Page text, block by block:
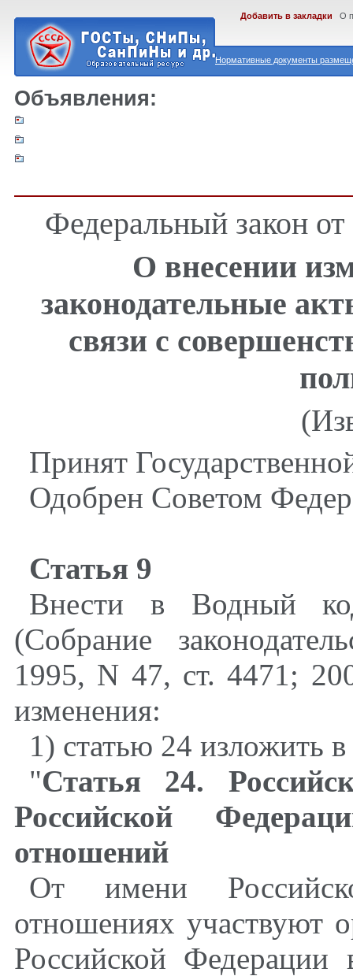
Нормативные документы
Добавить в закладки О
Объявления:
Федеральный закон
О внесении
законодательные
связи с
Принят
Одобрен Советом
Статья 9
Внести в Водный
(Собрание
1995, N 47, ст. 4471;
изменения:
1) статью 24 изложить
"Статья 24.
Российской
отношений
От имени
отношениях участвуют
Российской Федерации